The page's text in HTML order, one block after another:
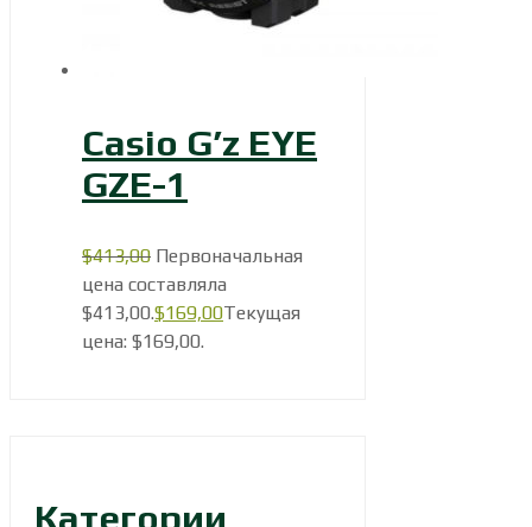
Casio G’z EYE
GZE-1
$413,00 Первоначальная
цена составляла
$413,00.$169,00Текущая
цена: $169,00.
Категории